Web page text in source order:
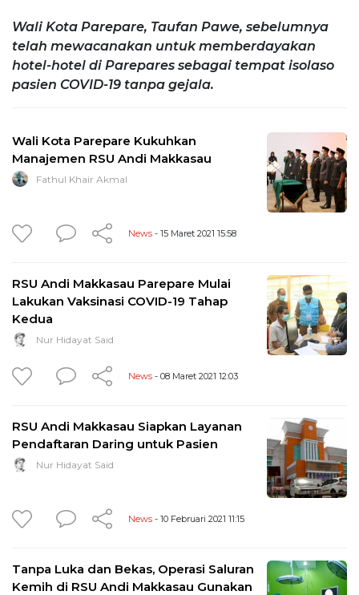
Wali Kota Parepare, Taufan Pawe, sebelumnya
telah mewacanakan untuk memberdayakan
hotel-hotel di Parepares sebagai tempat isolaso
pasien COVID-19 tanpa gejala.
Wali Kota Parepare Kukuhkan
Manajemen RSU Andi Makkasau
Fathul Khair Akmal
News - 15 Maret 2021 15:58
RSU Andi Makkasau Parepare Mulai
Lakukan Vaksinasi COVID-19 Tahap
Kedua
Nur Hidayat Said
News - 08 Maret 2021 12:03
RSU Andi Makkasau Siapkan Layanan
Pendaftaran Daring untuk Pasien
Nur Hidayat Said
News - 10 Februari 2021 11:15
Tanpa Luka dan Bekas, Operasi Saluran
Kemih di RSU Andi Makkasau Gunakan